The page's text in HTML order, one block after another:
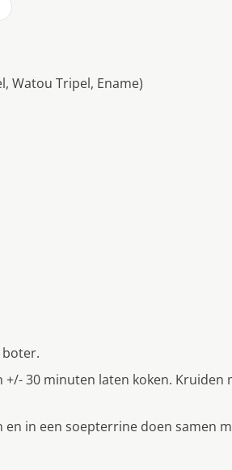
Watou Tripel, Ename)
30 minuten laten koken. Kruiden
in een soepterrine doen samen